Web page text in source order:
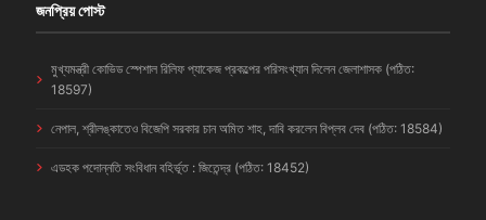
জনপ্রিয় পোস্ট
মুখ্যমন্ত্রী কোভিড স্পেশাল রিলিফ প্যাকেজ প্রকল্পের পরিসংখ্যান দিলেন জেলাশাসক (পঠিত:
18597)
নেপাল, শ্রীলঙ্কাতেও বিজেপি সরকার চান অমিত শাহ, দাবি করলেন বিপ্লব দেব (পঠিত: 18584)
এডহক পদোন্নতি সংবিধান বহির্ভূত : জিতেন্দ্র (পঠিত: 18452)